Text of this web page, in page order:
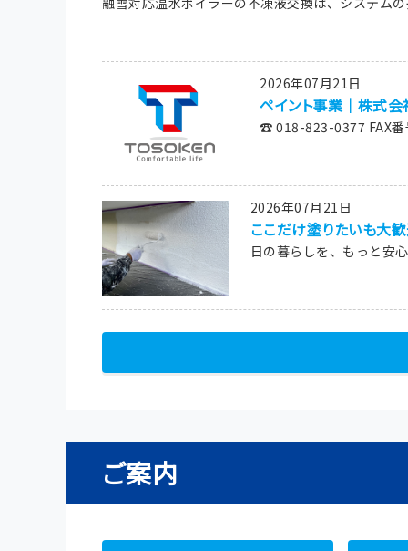
2026年07月21日
ペイント事業｜株式
☎ 018-823-0377 FAX番
2026年07月21日
ここだけ塗りたいも大歓
日の暮らしを、もっと安
ご案内